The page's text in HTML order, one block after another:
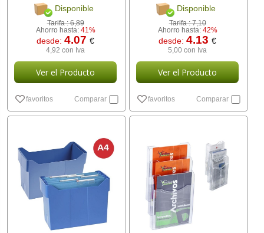
Disponible
Tarifa :6,89
Ahorro hasta: 41%
desde:4.07€
4,92 con Iva
Ver el Producto
favoritos Comparar
Disponible
Tarifa :7,10
Ahorro hasta: 42%
desde:4.13€
5,00 con Iva
Ver el Producto
favoritos Comparar